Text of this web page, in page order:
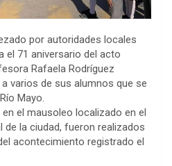
por autoridades locales
el 71 aniversario del acto
Rafaela Rodríguez
varios de sus alumnos que se
Mayo.
el mausoleo localizado en el
de la ciudad, fueron realizados
acontecimiento registrado el